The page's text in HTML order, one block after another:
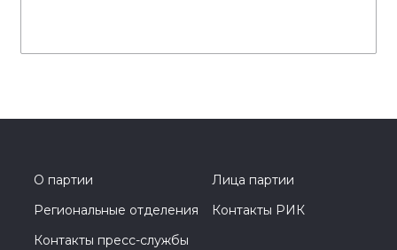
О партии
Лица партии
Региональные отделения
Контакты РИК
Контакты пресс-службы